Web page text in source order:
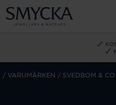
VARUMÄRKEN SVEDBOM & CO